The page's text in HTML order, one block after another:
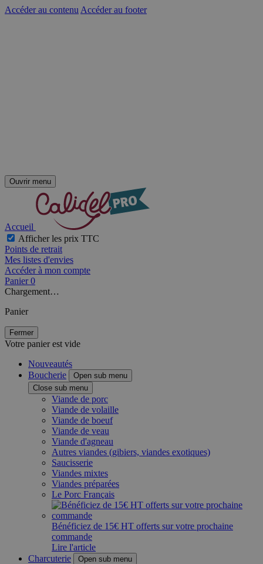
Accéder au contenu Accéder au footer
Ouvrir menu
Accueil
Afficher les prix TTC
Points de retrait
Mes listes d'envies
Accéder à mon compte
Panier 0
Chargement…
Panier
Fermer
Votre panier est vide
Nouveautés
Boucherie
Open sub menu
Close sub menu
Viande de porc
Viande de volaille
Viande de boeuf
Viande de veau
Viande d'agneau
Autres viandes (gibiers, viandes exotiques)
Saucisserie
Viandes mixtes
Viandes préparées
Le Porc Français
Bénéficiez de 15€ HT offerts sur votre prochaine
commande
Lire l'article
Charcuterie
Open sub menu